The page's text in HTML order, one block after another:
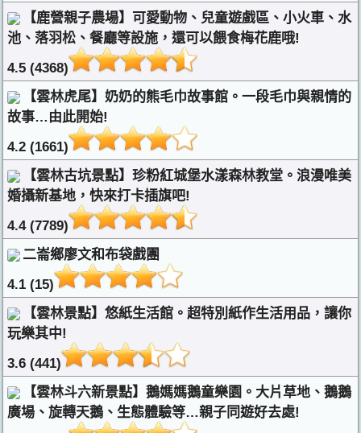
【鹿營親子農場】可愛動物、兒童遊戲區、小火車、水
池、落羽松、餐廳等設施，還可以餵食梅花鹿哦!
4.5 (4368)
【雲林虎尾】奶奶的熊毛巾故事館。一段毛巾與親情的
故事…由此開始!
4.2 (1661)
【雲林古坑景點】珍粉紅城堡水漾森林教堂。浪漫唯美
婚攝新基地，快來打卡插旗吧!
4.4 (7789)
二崙鄉廖文和布袋戲團
4.1 (15)
【雲林景點】悠紙生活館。超特別紙作生活用品，讓你
玩樂其中!
3.6 (441)
【雲林斗六新景點】鵝媽媽鵝童樂園。大片草地、鵝鵝
廣場、旋轉天鵝、生態體驗等…親子同遊好去處!